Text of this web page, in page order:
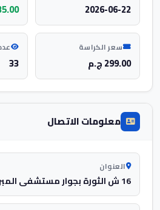
2026-06-22
سعر الكراسة
299.00 ج.م 33
معلومات الاتصال
العنوان
16 ش الثورة بجوار مستشفى المبرة بأسيوط